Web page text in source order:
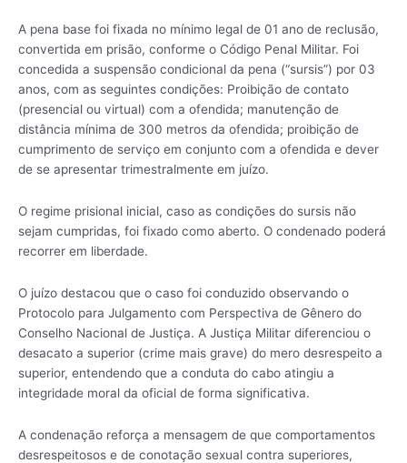
A pena base foi fixada no mínimo legal de 01 ano de reclusão,
convertida em prisão, conforme o Código Penal Militar. Foi
concedida a suspensão condicional da pena (“sursis”) por 03
anos, com as seguintes condições: Proibição de contato
(presencial ou virtual) com a ofendida; manutenção de
distância mínima de 300 metros da ofendida; proibição de
cumprimento de serviço em conjunto com a ofendida e dever
de se apresentar trimestralmente em juízo.
O regime prisional inicial, caso as condições do sursis não
sejam cumpridas, foi fixado como aberto. O condenado poderá
recorrer em liberdade.
O juízo destacou que o caso foi conduzido observando o
Protocolo para Julgamento com Perspectiva de Gênero do
Conselho Nacional de Justiça. A Justiça Militar diferenciou o
desacato a superior (crime mais grave) do mero desrespeito a
superior, entendendo que a conduta do cabo atingiu a
integridade moral da oficial de forma significativa.
A condenação reforça a mensagem de que comportamentos
desrespeitosos e de conotação sexual contra superiores,